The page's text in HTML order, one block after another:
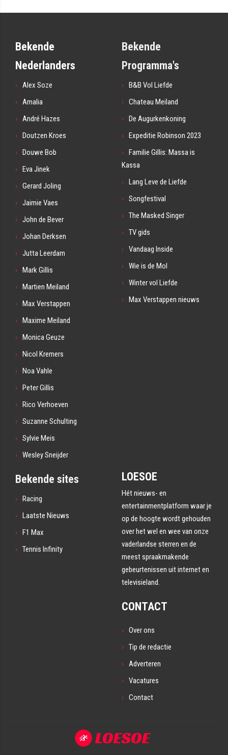
Bekende
Nederlanders
Alex Soze
Amalia
André Hazes
Doutzen Kroes
Douwe Bob
Eva Jinek
Gerard Joling
Jaimie Vaes
John de Bever
Johan Derksen
Jutta Leerdam
Mark Gillis
Martien Meiland
Max Verstappen
Maxime Meiland
Monica Geuze
Nicol Kremers
Noa Vahle
Peter Gillis
Rico Verhoeven
Suzanne Schulting
Sylvie Meis
Wesley Sneijder
Bekende
Programma's
B&B Vol Liefde
Chateau Meiland
De Augurkenkoning
Expeditie Robinson 2023
Familie Gillis: Massa is
Kassa
Lang Leve de Liefde
Songfestival
The Masked Singer
TV gids
Vandaag Inside
Wie is de Mol
Winter vol Liefde
Max Verstappen nieuws
Bekende sites
Racing
Laatste Nieuws
F1 Max
Tennis Infinity
LOESOE
Hét nieuws- en
entertainmentplatform waar je
op de hoogte wordt gehouden
over het wel en wee van onze
vaderlandse sterren en de
meest spraakmakende
gebeurtenissen uit internet en
televisieland.
CONTACT
Over ons
Tip de redactie
Adverteren
Vacatures
Contact